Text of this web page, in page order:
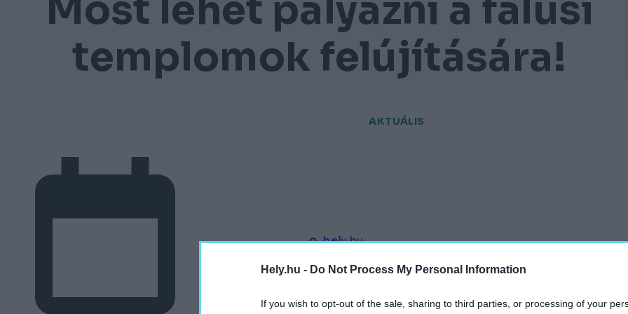
Hely.hu - Do Not Process My Personal Information
If you wish to opt-out of the sale, sharing to third parties, or processing of your
Most lehet pályázni a falusi
templomok felújítására!
AKTUÁLIS
hely.hu